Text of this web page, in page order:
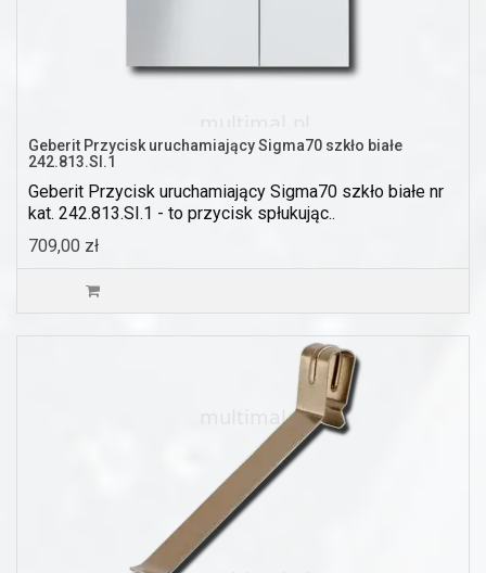
Geberit Przycisk uruchamiający Sigma70 szkło białe
242.813.SI.1
Geberit Przycisk uruchamiający Sigma70 szkło białe nr
kat. 242.813.SI.1 - to przycisk spłukując..
709,00 zł